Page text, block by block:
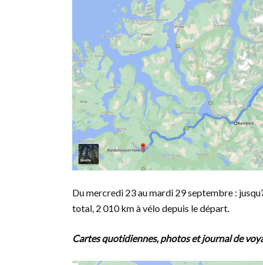
Du mercredi 23 au mardi 29 septembre :
total, 2 010 km à vélo depuis le départ.
Cartes quotidiennes, photos et journal de